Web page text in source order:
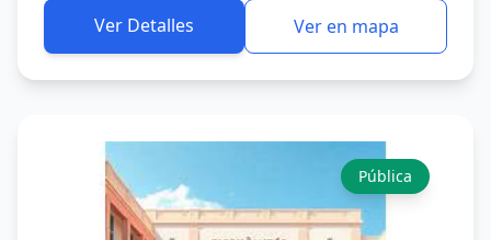
Ver Detalles Ver en mapa
Pública